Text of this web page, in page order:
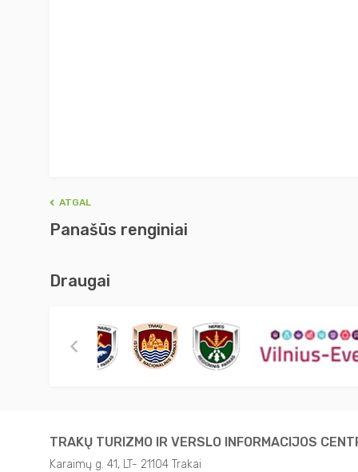
ATGAL
Panašūs renginiai
Draugai
TRAKŲ TURIZMO IR VERSLO INFORMACIJOS
Karaimų g. 41, LT- 21104 Trakai